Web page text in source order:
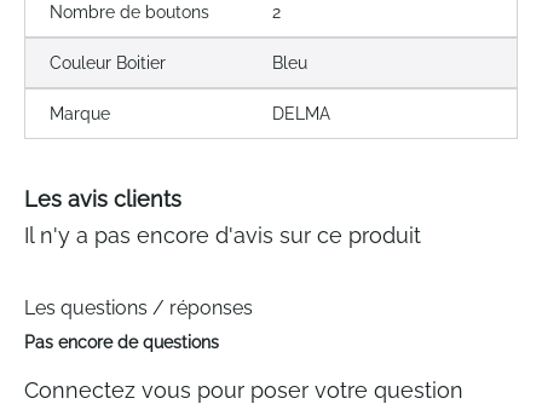
Nombre de boutons 2
Couleur Boitier Bleu
Marque DELMA
Les avis clients
Il n'y a pas encore d'avis sur ce produit
Les questions / réponses
Pas encore de questions
Connectez vous pour poser votre question